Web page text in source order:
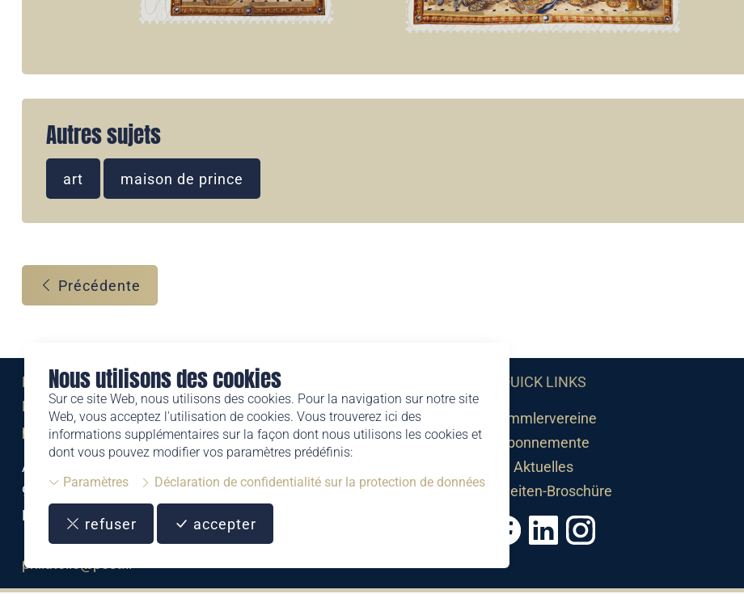
Nous utilisons des cookies
Sur ce site Web, nous utilisons des cookies. Pour la navigation sur notre site
Web, vous acceptez l'utilisation de cookies. Vous trouverez ici des
informations supplémentaires sur la façon dont nous utilisons les cookies et
dont vous pouvez modifier vos paramètres prédéfinis:
Paramètres
Déclaration de confidentialité sur la protection de données
refuser accepter
Autres sujets
art maison de prince
Précédente
Eine Marke der
Liechtensteinischen Post AG
post.li
Alte Zollstrasse 11
9494 Schaan
Liechtenstein
T +423 399 44 66
philatelie@post.li
QUICK LINKS
Sammlervereine
Abonnemente
Aktuelles
Neuheiten-Broschüre